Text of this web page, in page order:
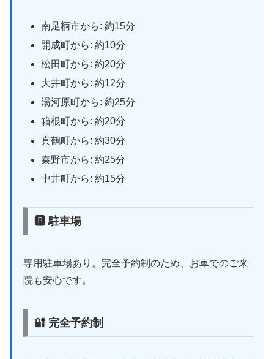
南足柄市から: 約15分
開成町から: 約10分
松田町から: 約20分
大井町から: 約12分
湯河原町から: 約25分
箱根町から: 約20分
真鶴町から: 約30分
秦野市から: 約25分
中井町から: 約15分
🅿 駐車場
専用駐車場あり。完全予約制のため、お車でのご来
院も安心です。
🔐 完全予約制